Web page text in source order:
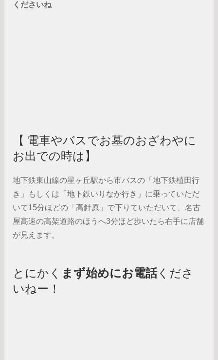
くださいね
【 電車やバスでお墓のおざわやに
お出での時は】
地下鉄東山線の星ヶ丘駅から市バスの「地下鉄植田行
き」もしくは「地下鉄いりなか行き」に乗っていただ
いて15分ほどの「高針原」で下りていただいて、名古
屋高速の高架道路のほうへ3分ほど歩いたら右手に店舗
が見えます。
とにかく まず始めにお電話くださ
いねー！